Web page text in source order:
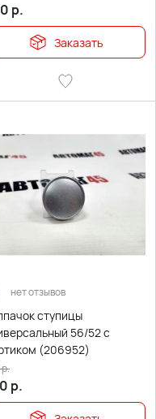
р.
Заказать
нет отзывов
ступицы
56/52 с
(206952)
р.
р.